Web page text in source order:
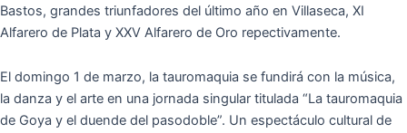
Bastos, grandes triunfadores del último año en Villaseca, XI
Alfarero de Plata y XXV Alfarero de Oro repectivamente.
El domingo 1 de marzo, la tauromaquia se fundirá con la música,
la danza y el arte en una jornada singular titulada “La tauromaquia
de Goya y el duende del pasodoble”. Un espectáculo cultural de